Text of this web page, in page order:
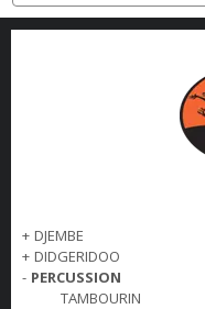
VARUMÄRKEN
KONTAKT
+ DJEMBE
+ DIDGERIDOO
- PERCUSSION
TAMBOURIN